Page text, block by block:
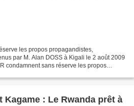
les propos propagandistes,
par M. Alan DOSS à Kigali le 2 août 2009
condamnent sans réserve les propos
Kagame : Le Rwanda prêt à